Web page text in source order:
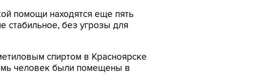
помощи находятся еще пять
стабильное, без угрозы для
спиртом в Красноярске
человек были помещены в